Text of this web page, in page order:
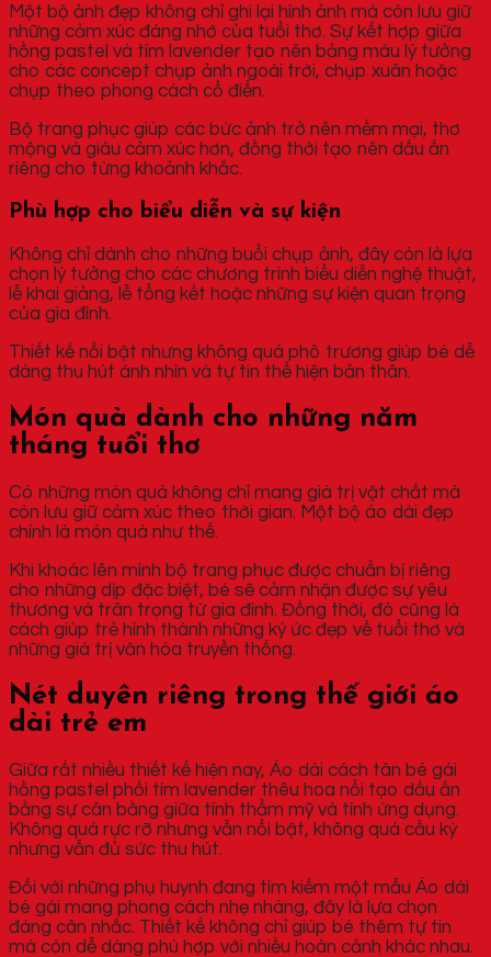
Một bộ ảnh đẹp không chỉ ghi lại hình ảnh mà còn lưu giữ
những cảm xúc đáng nhớ của tuổi thơ. Sự kết hợp giữa
hồng pastel và tím lavender tạo nên bảng màu lý tưởng
cho các concept chụp ảnh ngoài trời, chụp xuân hoặc
chụp theo phong cách cổ điển.
Bộ trang phục giúp các bức ảnh trở nên mềm mại, thơ
mộng và giàu cảm xúc hơn, đồng thời tạo nên dấu ấn
riêng cho từng khoảnh khắc.
Phù hợp cho biểu diễn và sự kiện
Không chỉ dành cho những buổi chụp ảnh, đây còn là lựa
chọn lý tưởng cho các chương trình biểu diễn nghệ thuật,
lễ khai giảng, lễ tổng kết hoặc những sự kiện quan trọng
của gia đình.
Thiết kế nổi bật nhưng không quá phô trương giúp bé dễ
dàng thu hút ánh nhìn và tự tin thể hiện bản thân.
Món quà dành cho những năm
tháng tuổi thơ
Có những món quà không chỉ mang giá trị vật chất mà
còn lưu giữ cảm xúc theo thời gian. Một bộ áo dài đẹp
chính là món quà như thế.
Khi khoác lên mình bộ trang phục được chuẩn bị riêng
cho những dịp đặc biệt, bé sẽ cảm nhận được sự yêu
thương và trân trọng từ gia đình. Đồng thời, đó cũng là
cách giúp trẻ hình thành những ký ức đẹp về tuổi thơ và
những giá trị văn hóa truyền thống.
Nét duyên riêng trong thế giới áo
dài trẻ em
Giữa rất nhiều thiết kế hiện nay, Áo dài cách tân bé gái
hồng pastel phối tím lavender thêu hoa nổi tạo dấu ấn
bằng sự cân bằng giữa tính thẩm mỹ và tính ứng dụng.
Không quá rực rỡ nhưng vẫn nổi bật, không quá cầu kỳ
nhưng vẫn đủ sức thu hút.
Đối với những phụ huynh đang tìm kiếm một mẫu Áo dài
bé gái mang phong cách nhẹ nhàng, đây là lựa chọn
đáng cân nhắc. Thiết kế không chỉ giúp bé thêm tự tin
mà còn dễ dàng phù hợp với nhiều hoàn cảnh khác nhau.